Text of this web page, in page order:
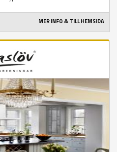
MER INFO & TILL HEMSIDA